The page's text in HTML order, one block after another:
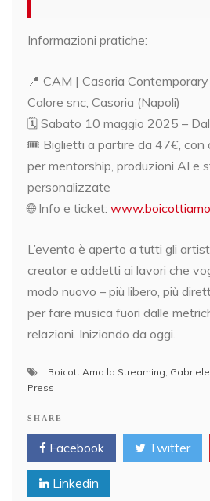
Informazioni pratiche:
📍 CAM | Casoria
Calore snc, Casoria (Napoli)
🗓️ Sabato 10 maggio 2025 –
🎟️ Biglietti a partire da 47€, con
per mentorship, produzioni AI e
personalizzate
🌐 Info e ticket:
L’evento è aperto a tutti gli
creator e addetti ai lavori che
modo nuovo – più libero, più
per fare musica fuori dalle
relazioni. Iniziando da oggi.
BoicottIAmo lo Streaming
Press
SHARE
Facebook Twitter
Linkedin